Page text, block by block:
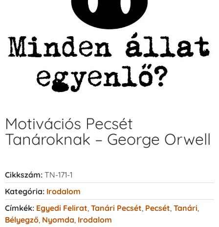
Motivációs Pecsét
Tanároknak – George Orwell
Cikkszám: TN-171-1
Kategória: Irodalom
Címkék: Egyedi Felirat Tanári Pecsét Pecsét Tanári
Bélyegző Nyomda Irodalom